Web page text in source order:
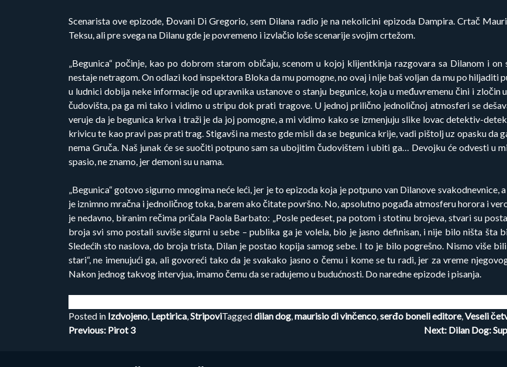
Scenarista ove epizode, Đovani Di Gregorio, sem Dilana radio je na nekolicini epizoda Dampira. Crtač
Teksu, ali pre svega na Dilanu gde je povremeno i izvlačio loše scenarije svojim crtežom.
„Begunica“ počinje, kao po dobrom starom običaju, scenom u kojoj klijentkinja razgovara sa Dilanom i
nestaje netragom. On odlazi kod inspektora Bloka da mu pomogne, no ovaj i nije baš voljan da mu po hiljaditi
u ludnici dobija neke informacije od upravnika ustanove o stanju begunice, koja u međuvremenu čini i zločin
čudovišta, pa ga mi tako i vidimo u stripu dok prati tragove. U jednoj prilično jednoličnoj atmosferi se
veruje da je begunica kriva i traži je da joj pomogne, a mi vidimo kako se izmenjuju slike lovac detektiv-
krivicu te kao pravi pas prati trag. Stigavši na mesto gde misli da se begunica krije, vadi pištolj uz opasku da
nema Gruča. Naš junak će se suočiti potpuno sam sa ubojitim čudovištem i ubiti ga… Devojku će odvesti u
spasio, ne znamo, jer demoni su u nama.
„Begunica“ gotovo sigurno mnogima neće leći, jer je to epizoda koja je potpuno van Dilanove svakodnevnice,
je iznimno mračna i jednoličnog toka, barem ako čitate površno. No, apsolutno pogađa atmosferu horora i
je nedavno, biranim rečima pričala Paola Barbato: „Posle pedeset, pa potom i stotinu brojeva, stvari su
broja svi smo postali suviše sigurni u sebe – publika ga je volela, bio je jasno definisan, i nije bilo ništa šta
Sledećih sto naslova, do broja trista, Dilan je postao kopija samog sebe. I to je bilo pogrešno. Nismo više
stari“, ne imenujući ga, ali govoreći tako da je svakako jasno o čemu i kome se tu radi, jer za vreme
Nakon jednog takvog intervjua, imamo čemu da se radujemo u budućnosti. Do naredne epizode i pisanja.
Posted in Izdvojeno, Leptirica,StripoviTaggeddilan dog,maurisio di vinčenco,serđo boneli editore,Veseli
Kretanje
Previous: Pirot 3 Next: Dilan Dog: